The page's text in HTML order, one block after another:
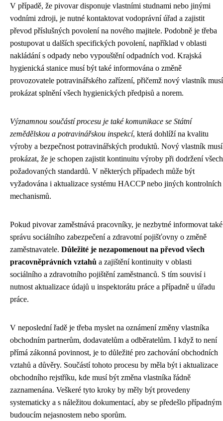
V případě, že pivovar disponuje vlastními studnami nebo jinými
vodními zdroji, je nutné kontaktovat vodoprávní úřad a zajistit
převod příslušných povolení na nového majitele. Podobně je třeba
postupovat u dalších specifických povolení, například v oblasti
nakládání s odpady nebo vypouštění odpadních vod. Krajská
hygienická stanice musí být také informována o změně
provozovatele potravinářského zařízení, přičemž nový vlastník musí
prokázat splnění všech hygienických předpisů a norem.
Významnou součástí procesu je také komunikace se Státní
zemědělskou a potravinářskou inspekcí, která dohlíží na kvalitu
výroby a bezpečnost potravinářských produktů. Nový vlastník musí
prokázat, že je schopen zajistit kontinuitu výroby při dodržení všech
požadovaných standardů. V některých případech může být
vyžadována i aktualizace systému HACCP nebo jiných kontrolních
mechanismů.
Pokud pivovar zaměstnává pracovníky, je nezbytné informovat také
správu sociálního zabezpečení a zdravotní pojišťovny o změně
zaměstnavatele. Důležité je nezapomenout na převod všech
pracovněprávních vztahů a zajištění kontinuity v oblasti
sociálního a zdravotního pojištění zaměstnanců. S tím souvisí i
nutnost aktualizace údajů u inspektorátu práce a případně u úřadu
práce.
V neposlední řadě je třeba myslet na oznámení změny vlastníka
obchodním partnerům, dodavatelům a odběratelům. I když to není
přímá zákonná povinnost, je to důležité pro zachování obchodních
vztahů a důvěry. Součástí tohoto procesu by měla být i aktualizace
obchodního rejstříku, kde musí být změna vlastníka řádně
zaznamenána. Veškeré tyto kroky by měly být provedeny
systematicky a s náležitou dokumentací, aby se předešlo případným
budoucím nejasnostem nebo sporům.